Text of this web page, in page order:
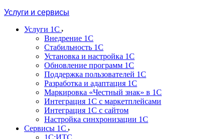
Услуги и сервисы
Услуги 1С
Внедрение 1С
Стабильность 1С
Установка и настройка 1С
Обновление программ 1С
Поддержка пользователей 1С
Разработка и адаптация 1С
Маркировка «Честный знак» в 1С
Интеграция 1С с маркетплейсами
Интеграция 1С с сайтом
Настройка синхронизации 1С
Сервисы 1С
1С:ИТС